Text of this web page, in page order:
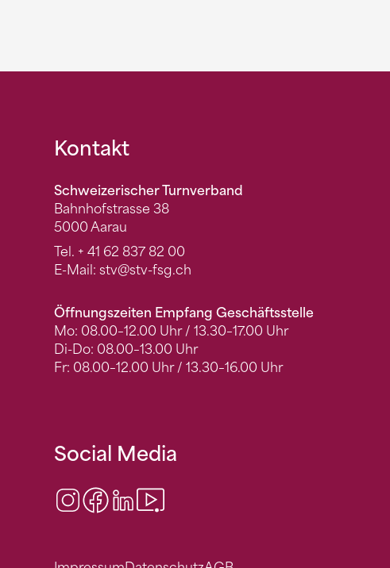
Fusszeile
Kontakt
Schweizerischer Turnverband
Bahnhofstrasse 38
5000 Aarau
Tel. + 41 62 837 82 00
E-Mail: stv@stv-fsg.ch
Öffnungszeiten Empfang Geschäftsstelle
Mo: 08.00–12.00 Uhr / 13.30–17.00 Uhr
Di-Do: 08.00–13.00 Uhr
Fr: 08.00–12.00 Uhr / 13.30–16.00 Uhr
Social Media
Instagram
Facebook
LinkedIn